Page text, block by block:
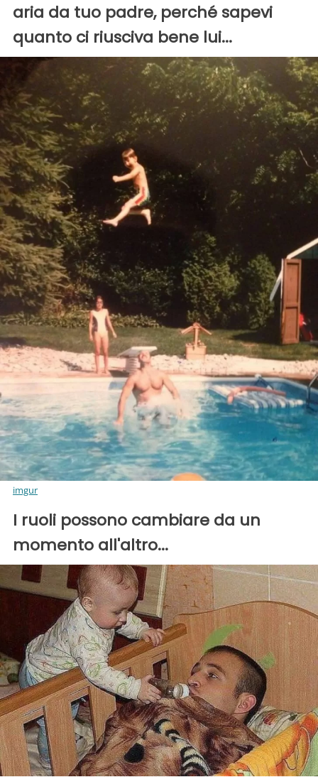
aria da tuo padre, perché sapevi
quanto ci riusciva bene lui...
imgur
I ruoli possono cambiare da un
momento all'altro...